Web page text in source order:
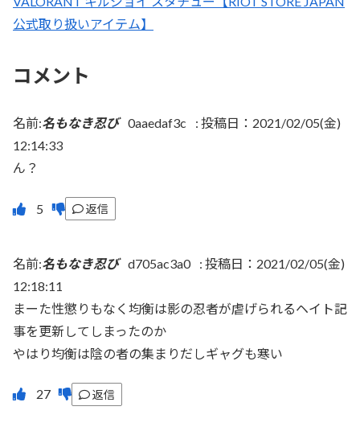
公式取り扱いアイテム】
コメント
名前:名もなき忍び 0aaedaf3c : 投稿日：2021/02/05(金)
12:14:33
ん？
返信
名前:名もなき忍び d705ac3a0 : 投稿日：2021/02/05(金)
12:18:11
まーた性懲りもなく均衡は影の忍者が虐げられるヘイト記
事を更新してしまったのか
やはり均衡は陰の者の集まりだしギャグも寒い
返信